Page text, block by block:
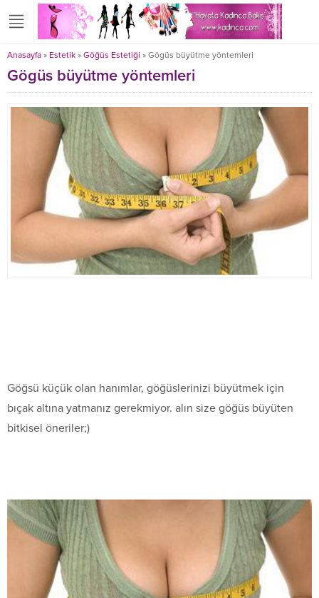
Anasayfa » Estetik » Göğüs Estetiği » Gögüs büyütme yöntemleri
Gögüs büyütme yöntemleri
Göğsü küçük olan hanımlar, göğüslerinizi büyütmek için
bıçak altına yatmanız gerekmiyor. alın size göğüs büyüten
bitkisel öneriler;)